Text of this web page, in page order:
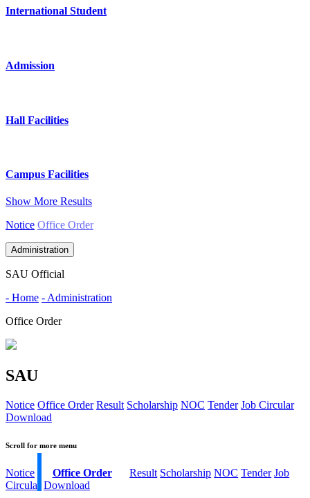
International Student
Admission
Hall Facilities
Campus Facilities
Show More Results
Notice Office Order
Administration
SAU Official
- Home - Administration
Office Order
SAU
Notice Office Order Result Scholarship NOC Tender Job Circular
Download
Scroll for more menu
Notice Office Order Result Scholarship NOC Tender Job
Circular Download